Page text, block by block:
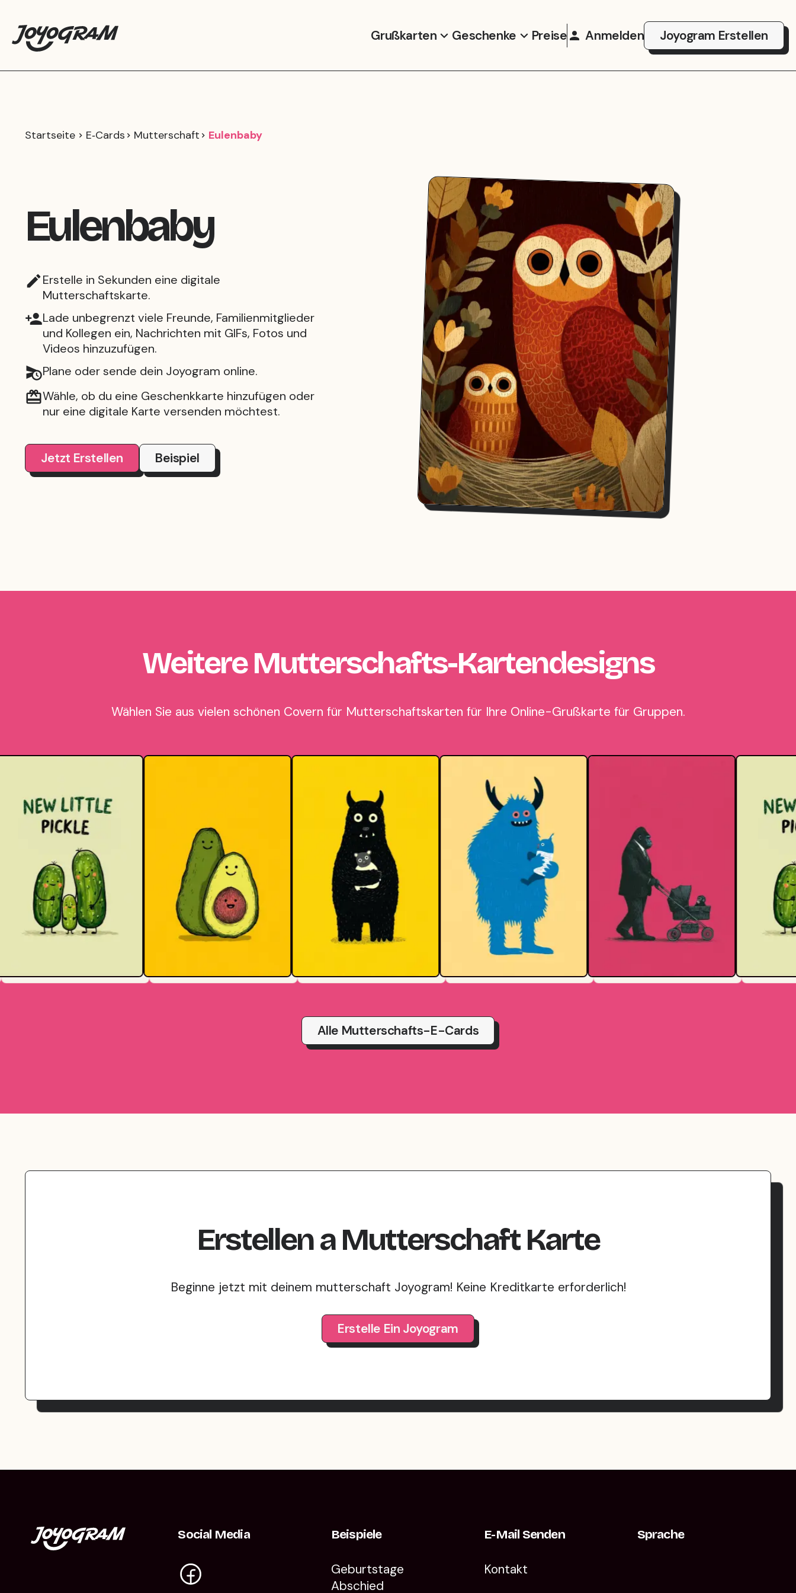
Grußkarten Geschenke Preise Anmelden Joyogram Erstellen
Startseite E‑Cards Mutterschaft Eulenbaby
Eulenbaby
Erstelle in Sekunden eine digitale
Mutterschaftskarte.
Lade unbegrenzt viele Freunde, Familienmitglieder
und Kollegen ein, Nachrichten mit GIFs, Fotos und
Videos hinzuzufügen.
Plane oder sende dein Joyogram online.
Wähle, ob du eine Geschenkkarte hinzufügen oder
nur eine digitale Karte versenden möchtest.
Jetzt Erstellen Beispiel
Weitere Mutterschafts-Kartendesigns
Wählen Sie aus vielen schönen Covern für Mutterschaftskarten für Ihre Online-Grußkarte für Gruppen.
Alle Mutterschafts-E-Cards
Erstellena Mutterschaft Karte
Beginne jetzt mit deinem mutterschaft Joyogram! Keine Kreditkarte erforderlich!
Erstelle Ein Joyogram
Social Media Beispiele
Geburtstage
Abschied
E-Mail Senden
Kontakt
Sprache